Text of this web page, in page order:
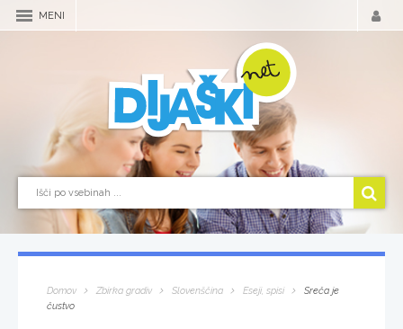
MENI
Domov Zbirka gradiv Slovenščina Eseji, spisi
Sreča je
čustvo